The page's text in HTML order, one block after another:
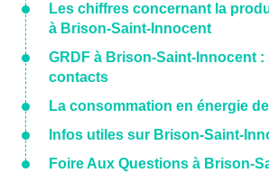
Les chiffres concernant la
à Brison-Saint-Innocent
GRDF à Brison-Saint-Innocent :
contacts
La consommation en énergie
Infos utiles sur Brison-Saint-
Foire Aux Questions à Brison-